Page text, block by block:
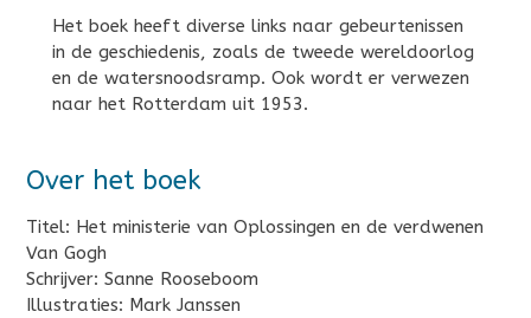
Het boek heeft diverse links naar gebeurtenissen
in de geschiedenis, zoals de tweede wereldoorlog
en de watersnoodsramp. Ook wordt er verwezen
naar het Rotterdam uit 1953.
Over het boek
Titel: Het ministerie van Oplossingen en de verdwenen
Van Gogh
Schrijver: Sanne Rooseboom
Illustraties: Mark Janssen